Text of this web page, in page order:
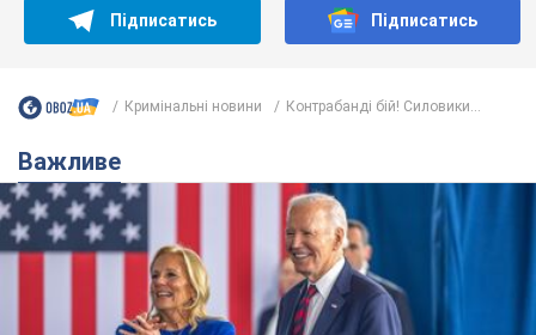
Підписатись Підписатись
Кримінальні новини Контрабанді бій! Силовики...
Важливе